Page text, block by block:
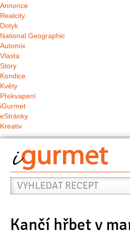
Annonce
Realcity
Dotyk
National Geographic
Automix
Vlasta
Story
Kondice
Květy
Překvapení
iGurmet
eStránky
Kreativ
Vyhledat
recept
Kančí hřbet v